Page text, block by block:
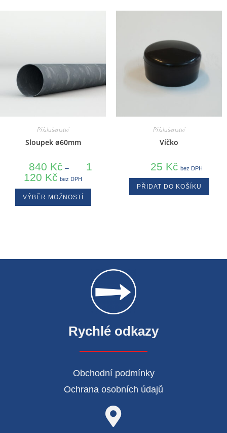
Příslušenství
Sloupek ø60mm
840 Kč –
1
120 Kč bez DPH
VÝBĚR MOŽNOSTÍ
Příslušenství
Víčko
25 Kč bez DPH
PŘIDAT DO KOŠÍKU
Rychlé odkazy
Obchodní podmínky
Ochrana osobních údajů